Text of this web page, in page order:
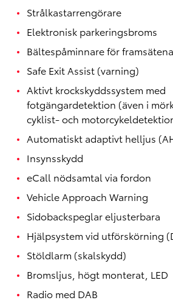
Strålkastarrengörare
Elektronisk parkeringsbroms
Bältespåminnare för framsätena
Safe Exit Assist (varning)
Aktivt krockskyddssystem med
fotgängardetektion (även i
cyklist- och
Automatiskt adaptivt helljus
Insynsskydd
eCall nödsamtal via fordon
Vehicle Approach Warning
Sidobackspeglar eljusterbara
Hjälpsystem vid utförskörning
Stöldlarm (skalskydd)
Bromsljus, högt monterat, LED
Radio med DAB